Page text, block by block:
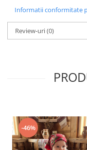
Informatii conformitate
Review-uri(0)
-46%